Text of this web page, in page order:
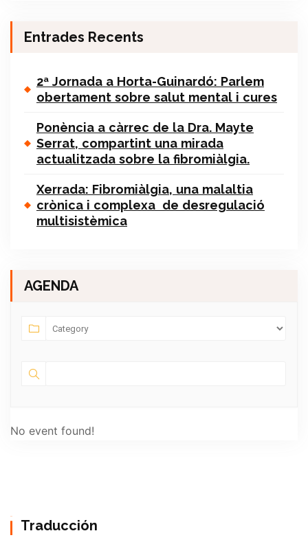
Entrades Recents
2ª Jornada a Horta-Guinardó: Parlem
obertament sobre salut mental i cures
Ponència a càrrec de la Dra. Mayte
Serrat, compartint una mirada
actualitzada sobre la fibromiàlgia.
Xerrada: Fibromiàlgia, una malaltia
crònica i complexa de desregulació
multisistèmica
AGENDA
No event found!
Traducción